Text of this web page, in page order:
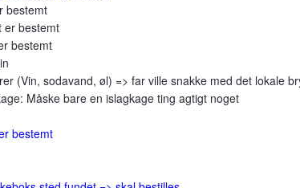
bestemt
er bestemt
bestemt
(Vin, sodavand, øl) => far ville snakke med det lokale
Måske bare en islagkage ting agtigt noget
bestemt